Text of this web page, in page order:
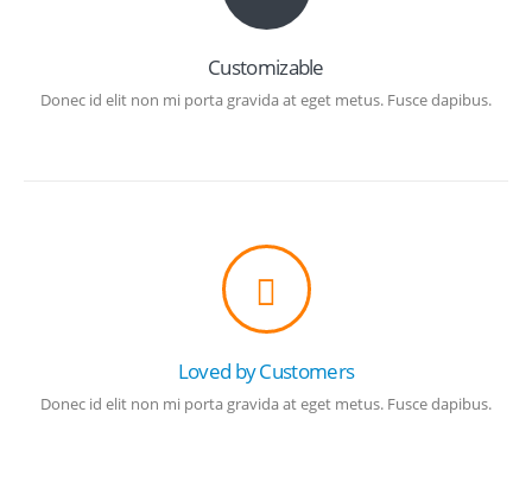
Customizable
Donec id elit non mi porta gravida at eget metus. Fusce dapibus.
Loved by Customers
Donec id elit non mi porta gravida at eget metus. Fusce dapibus.